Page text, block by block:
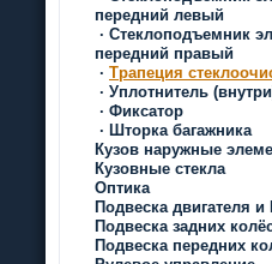
передний левый
· Стеклоподъемник
передний правый
· Трапеция
· Уплотнитель
· Фиксатор
· Шторка багажника
Кузов наружные
Кузовные стекла
Оптика
Подвеска двигателя и
Подвеска задних
Подвеска передних